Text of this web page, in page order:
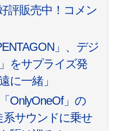
評販売中！コメン
」、デジ
をサプライズ発
に一緒」
」の
サウンドに乗せ